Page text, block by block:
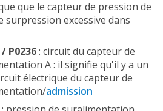
que le capteur de pression de
surpression excessive dans
/ P0236: circuit du capteur de
A : il signifie qu'il y a un
électrique du capteur de
admission